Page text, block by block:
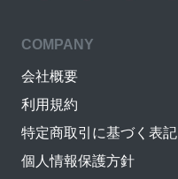
COMPANY
会社概要
利用規約
特定商取引に基づく表記
個人情報保護方針